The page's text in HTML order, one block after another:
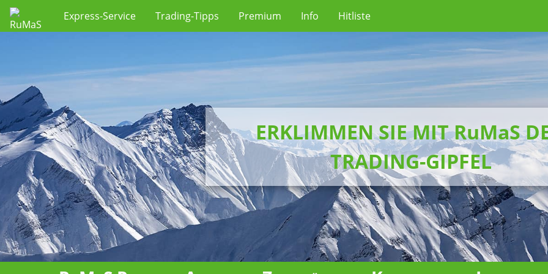
Express-Service Trading-Tipps Premium Info Hitliste
ERKLIMMEN SIE MIT RuMaS
TRADING-GIPFEL